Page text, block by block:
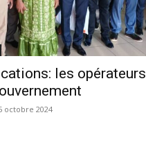
les opérateurs
octobre 2024